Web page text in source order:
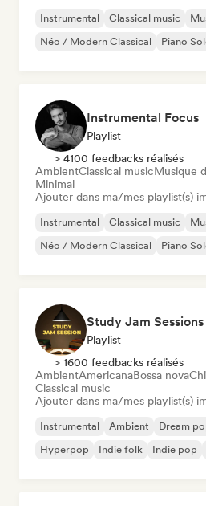
Instrumental Classical music
Néo / Modern Classical
Piano
Instrumental Focus
Playlist
> 4100 feedbacks réalisés
AmbientClassical musicMusique
Minimal
Ajouter dans ma/mes playlist(s)
Instrumental Classical music
Néo / Modern Classical
Piano
Playlist
> 1600 feedbacks réalisés
AmbientAmericanaBossa nova
Classical music
Ajouter dans ma/mes playlist(s)
Instrumental Ambient Dream
Hyperpop
Indie folk Indie pop